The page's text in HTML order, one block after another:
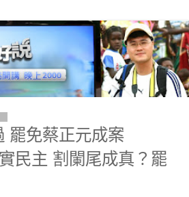
罷免蔡正元成案
民主 割闌尾成真？罷